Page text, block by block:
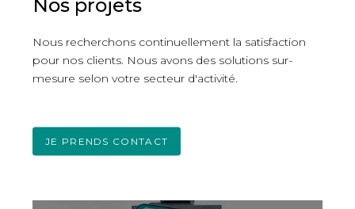
Nos projets
Nous recherchons continuellement la satisfaction
pour nos clients. Nous avons des solutions sur-
mesure selon votre secteur d'activité.
JE PRENDS CONTACT